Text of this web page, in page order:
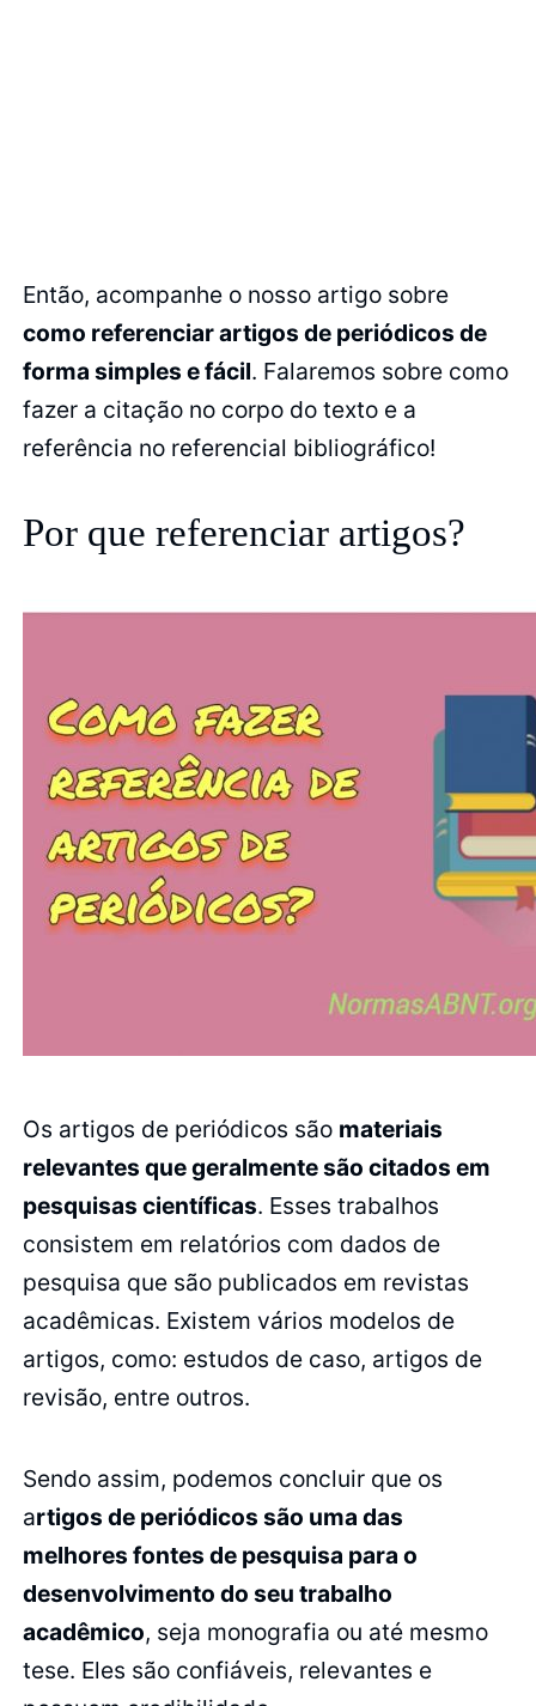
Então, acompanhe o nosso artigo sobre
como referenciar artigos de periódicos de
forma simples e fácil. Falaremos sobre como
fazer a citação no corpo do texto e a
referência no referencial bibliográfico!
Por que referenciar artigos?
Os artigos de periódicos são materiais
relevantes que geralmente são citados em
pesquisas científicas. Esses trabalhos
consistem em relatórios com dados de
pesquisa que são publicados em revistas
acadêmicas. Existem vários modelos de
artigos, como: estudos de caso, artigos de
revisão, entre outros.
Sendo assim, podemos concluir que os
artigos de periódicos são uma das
melhores fontes de pesquisa para o
desenvolvimento do seu trabalho
acadêmico, seja monografia ou até mesmo
tese. Eles são confiáveis, relevantes e